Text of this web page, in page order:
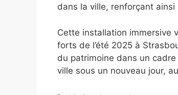
dans la ville, renforçant
Cette installation immersive
forts de l’été 2025 à
du patrimoine dans un
ville sous un nouveau jour,